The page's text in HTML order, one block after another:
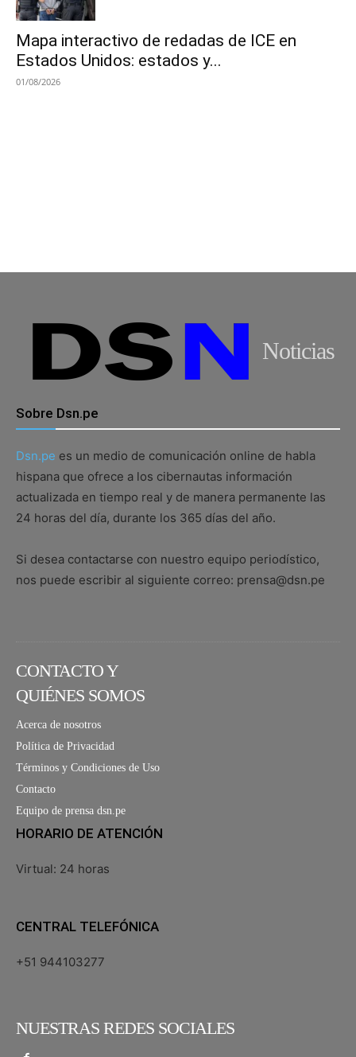
Mapa interactivo de redadas de ICE en
Estados Unidos: estados y...
01/08/2026
Noticias
Sobre Dsn.pe
Dsn.pe es un medio de comunicación online de habla
hispana que ofrece a los cibernautas información
actualizada en tiempo real y de manera permanente las
24 horas del día, durante los 365 días del año.
Si desea contactarse con nuestro equipo periodístico,
nos puede escribir al siguiente correo: prensa@dsn.pe
CONTACTO Y
QUIÉNES SOMOS
Acerca de nosotros
Política de Privacidad
Términos y Condiciones de Uso
Contacto
Equipo de prensa dsn.pe
HORARIO DE ATENCIÓN
Virtual: 24 horas
CENTRAL TELEFÓNICA
+51 944103277
NUESTRAS REDES SOCIALES